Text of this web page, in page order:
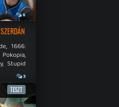
6
1666:
Stupid
3
TESZT